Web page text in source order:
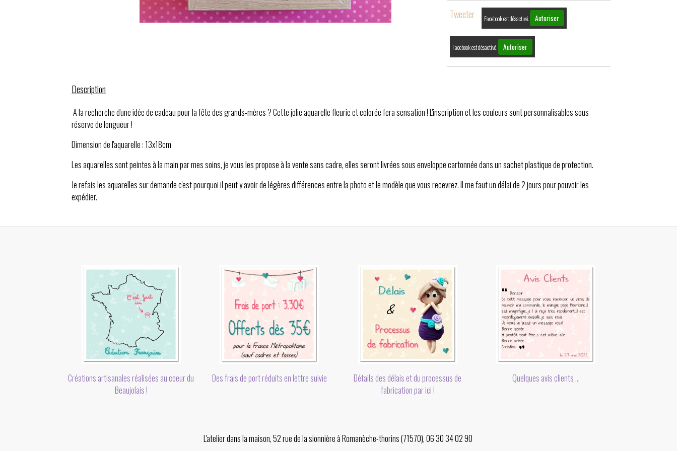
Tweeter Facebook est désactivé. Autoriser
Facebook est désactivé. Autoriser
Description
A la recherche d'une idée de cadeau pour la fête des grands-mères ? Cette jolie aquarelle fleurie et colorée fera sensation ! L'inscription et les couleurs sont personnalisables sous
réserve de longueur !
Dimension de l'aquarelle : 13x18cm
Les aquarelles sont peintes à la main par mes soins, je vous les propose à la vente sans cadre, elles seront livrées sous enveloppe cartonnée dans un sachet plastique de protection.
Je refais les aquarelles sur demande c'est pourquoi il peut y avoir de légères différences entre la photo et le modèle que vous recevrez. Il me faut un délai de 2 jours pour pouvoir les
expédier.
Créations artisanales réalisées au coeur du
Beaujolais !
Des frais de port réduits en lettre suivie
Détails des délais et du processus de
fabrication par ici !
Quelques avis clients ...
L'atelier dans la maison, 52 rue de la sionnière à Romanèche-thorins (71570), 06 30 34 02 90